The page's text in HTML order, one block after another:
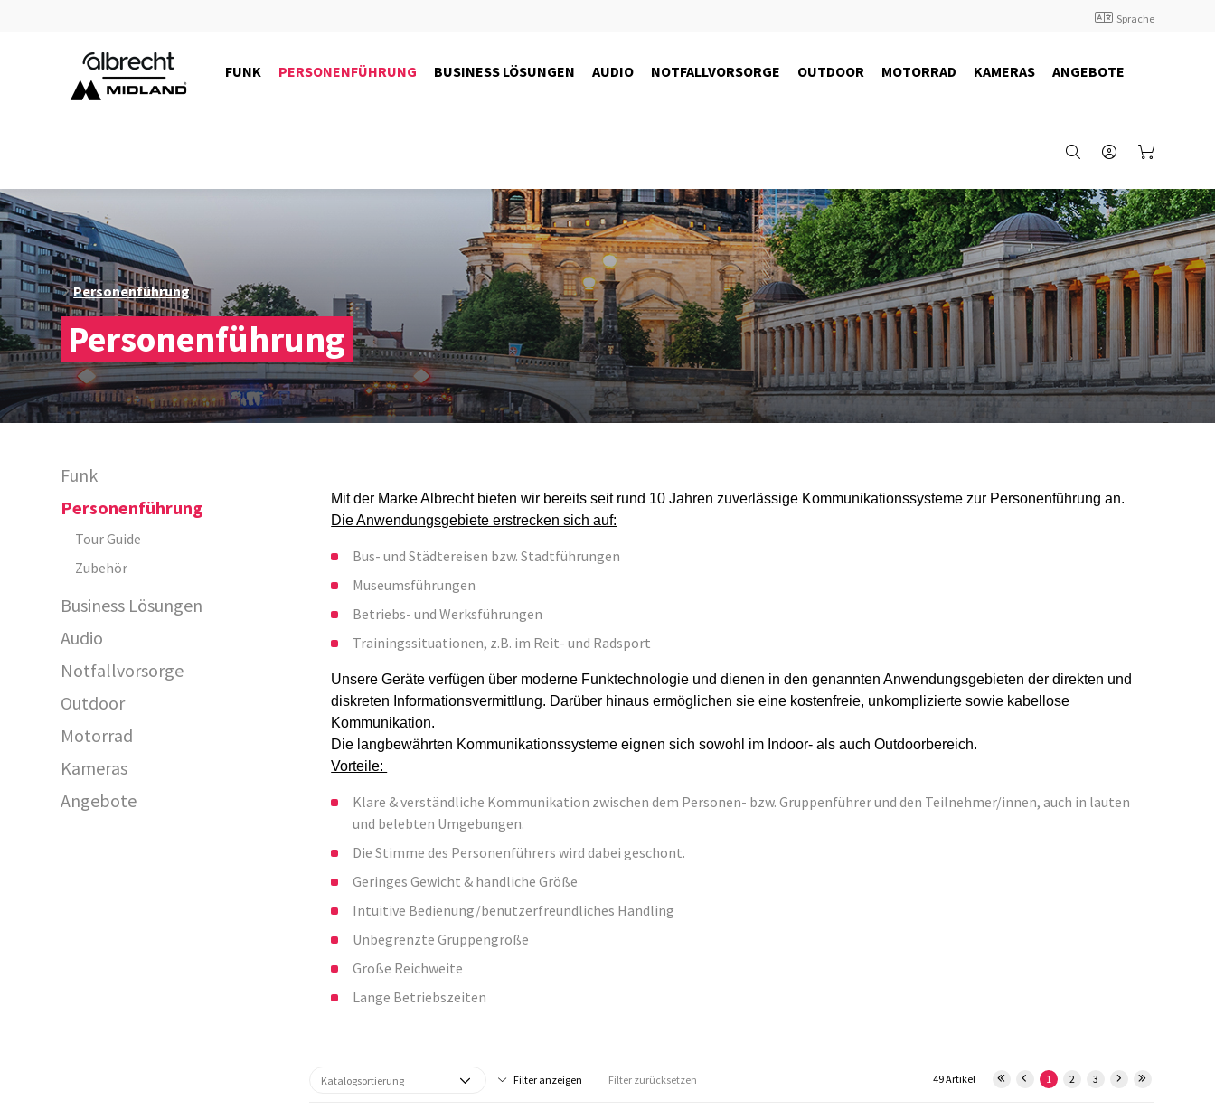
Sprache
FUNK PERSONENFÜHRUNG BUSINESS LÖSUNGEN AUDIO NOTFALLVORSORGE OUTDOOR MOTORRAD KAMERAS ANGEBOTE
Personenführung
Personenführung
Funk
Personenführung
Tour Guide
Zubehör
Business Lösungen
Audio
Notfallvorsorge
Outdoor
Motorrad
Kameras
Angebote
Mit der Marke Albrecht bieten wir bereits seit rund 10 Jahren zuverlässige Kommunikationssysteme zur Personenführung an.
Die Anwendungsgebiete erstrecken sich auf:
Bus- und Städtereisen bzw. Stadtführungen
Museumsführungen
Betriebs- und Werksführungen
Trainingssituationen, z.B. im Reit- und Radsport
Unsere Geräte verfügen über moderne Funktechnologie und dienen in den genannten Anwendungsgebieten der direkten und
diskreten Informationsvermittlung. Darüber hinaus ermöglichen sie eine kostenfreie, unkomplizierte sowie kabellose
Kommunikation.
Die langbewährten Kommunikationssysteme eignen sich sowohl im Indoor- als auch Outdoorbereich.
Vorteile:
Klare & verständliche Kommunikation zwischen dem Personen- bzw. Gruppenführer und den Teilnehmer/innen, auch in lauten
und belebten Umgebungen.
Die Stimme des Personenführers wird dabei geschont.
Geringes Gewicht & handliche Größe
Intuitive Bedienung/benutzerfreundliches Handling
Unbegrenzte Gruppengröße
Große Reichweite
Lange Betriebszeiten
Filter anzeigen Filter zurücksetzen 1 2 3
49 Artikel
29650